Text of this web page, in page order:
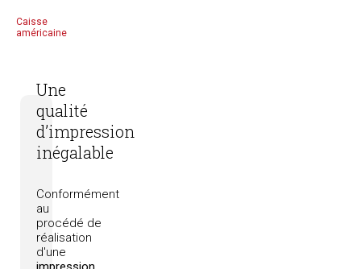
Caisse
américaine
Une
qualité
d’impression
inégalable
Conformément
au
procédé de
réalisation
d'une